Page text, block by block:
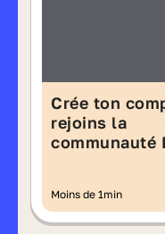
Crée ton
rejoins la
communauté
Moins de 1min